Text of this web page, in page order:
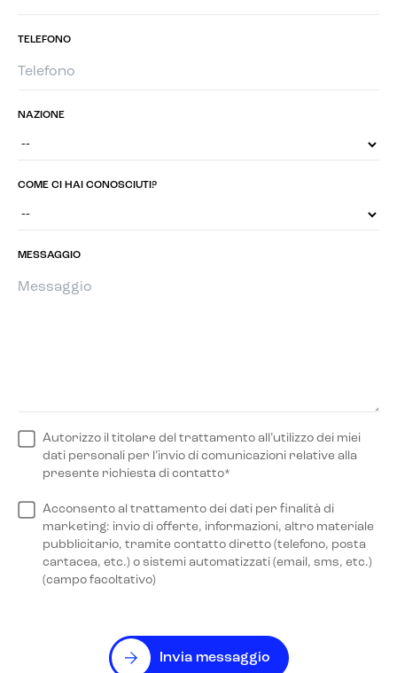
TELEFONO
NAZIONE
COME CI HAI CONOSCIUTI?
MESSAGGIO
Autorizzo il titolare del trattamento all’utilizzo dei miei
dati personali per l’invio di comunicazioni relative alla
presente richiesta di contatto*
Acconsento al trattamento dei dati per finalità di
marketing: invio di offerte, informazioni, altro materiale
pubblicitario, tramite contatto diretto (telefono, posta
cartacea, etc.) o sistemi automatizzati (email, sms, etc.)
(campo facoltativo)
Invia messaggio